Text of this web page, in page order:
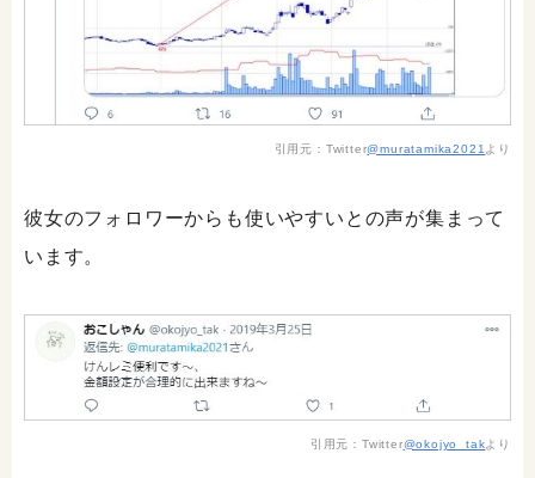
引用元：Twitter@muratamika2021 より
彼女のフォロワーからも使いやすいとの声が集まって
います。
引用元：Twitter@okojyo_takより